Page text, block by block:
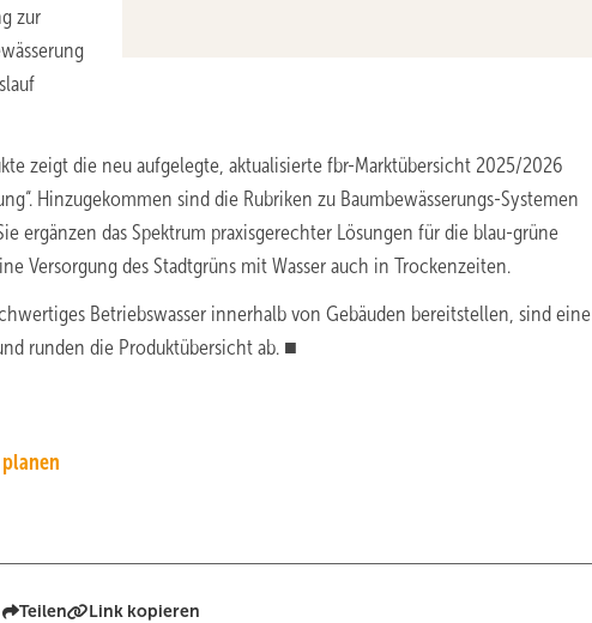
zur
zeigt die neu aufgelegte, aktualisierte fbr-Marktübersicht 2025/2026
Hinzugekommen sind die Rubriken zu Baumbewässerungs-Systemen
ergänzen das Spektrum praxisgerechter Lösungen für die blau-grüne
Versorgung des Stadtgrüns mit Wasser auch in Trockenzeiten.
Betriebswasser innerhalb von Gebäuden bereitstellen, sind eine
runden die Produktübersicht ab. ■
Teilen Link kopieren